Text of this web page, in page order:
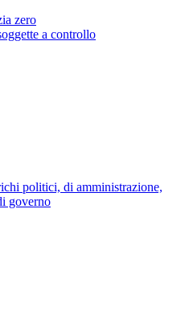
zero
a controllo
politici, di amministrazione,
governo